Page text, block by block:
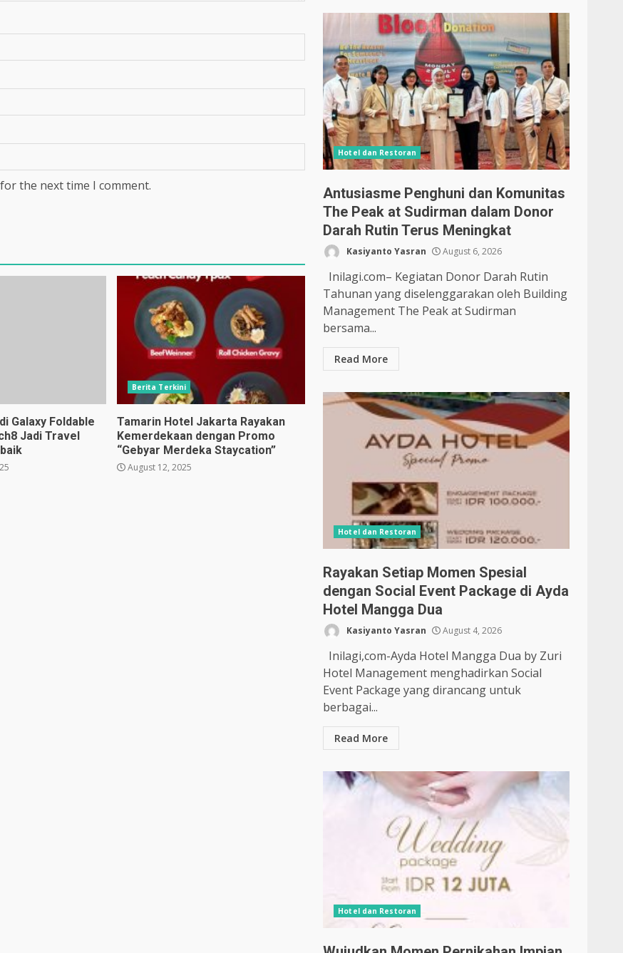
the next time I comment.
Galaxy Foldable
Jadi Travel
Berita Terkini
Tamarin Hotel Jakarta Rayakan
Kemerdekaan dengan Promo
“Gebyar Merdeka Staycation”
August 12, 2025
Hotel dan Restoran
Antusiasme Penghuni dan Komunitas
The Peak at Sudirman dalam Donor
Darah Rutin Terus Meningkat
Kasiyanto Yasran August 6, 2026
Inilagi.com– Kegiatan Donor Darah Rutin
Tahunan yang diselenggarakan oleh Building
Management The Peak at Sudirman
bersama...
Read More
Hotel dan Restoran
Rayakan Setiap Momen Spesial
dengan Social Event Package di Ayda
Hotel Mangga Dua
Kasiyanto Yasran August 4, 2026
Inilagi,com-Ayda Hotel Mangga Dua by Zuri
Hotel Management menghadirkan Social
Event Package yang dirancang untuk
berbagai...
Read More
Hotel dan Restoran